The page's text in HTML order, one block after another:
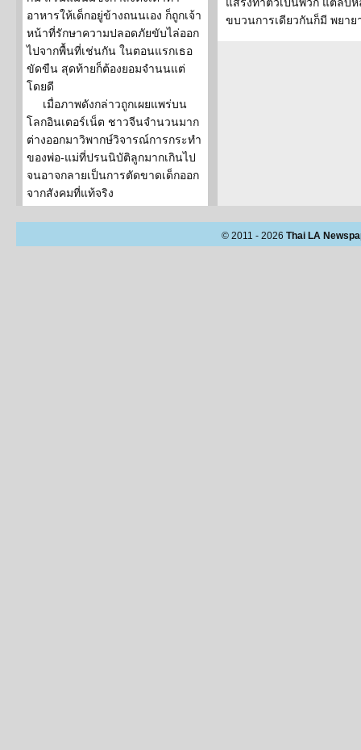
อาหารให้เด็กอยู่ข้างถนนเอง ก็ถูกเจ้า
หน้าที่รักษาความปลอดภัยขับไล่ออก
ไปจากพื้นที่เช่นกัน ในตอนแรกเธอ
ขัดขืน สุดท้ายก็ต้องยอมจำนนแต่
โดยดี
เมื่อภาพดังกล่าวถูกเผยแพร่บน
โลกอินเตอร์เน็ต ชาวจีนจำนวนมาก
ต่างออกมาวิพากษ์วิจารณ์การกระทำ
ของพ่อ-แม่ที่ปรนนิบัติลูกมากเกินไป
จนอาจกลายเป็นการตัดขาดเด็กออก
จากสังคมที่แท้จริง
ขบวนการเดียวกันก็มี พยา
© 2011 - 2026 Thai LA